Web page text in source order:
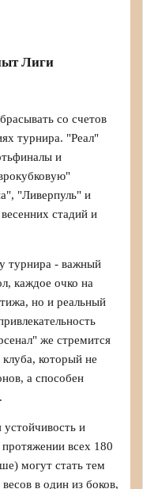
Лиги
со счетов
турнира. "Реал"
и
"Ливерпуль" и
стадий и
турнира - важный
каждое очко на
но и реальный
же стремится
клуба, который не
а способен
и
всех 180
могут стать тем
в один из боков,